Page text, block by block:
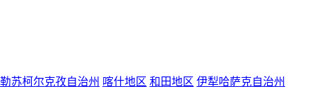
苏柯尔克孜自治州 喀什地区 和田地区 伊犁哈萨克自治州